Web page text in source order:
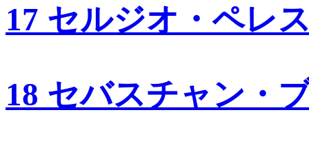
17 セルジオ・ペレ
18 セバスチャン・